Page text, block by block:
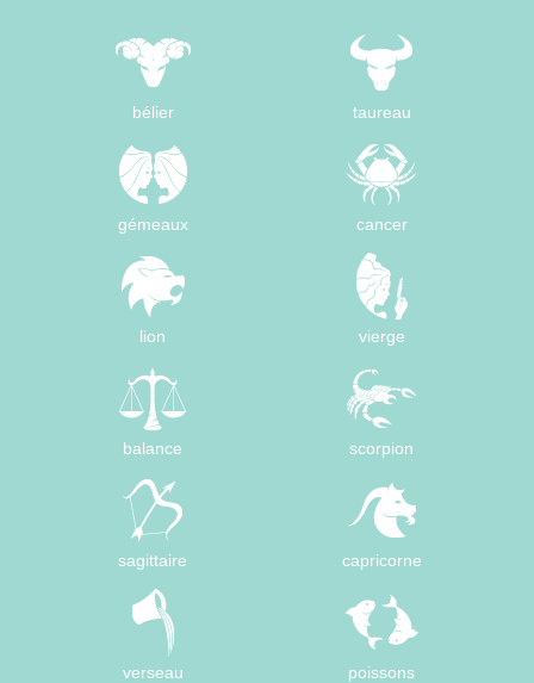
bélier taureau
gémeaux cancer
lion vierge
balance scorpion
sagittaire capricorne
verseau poissons